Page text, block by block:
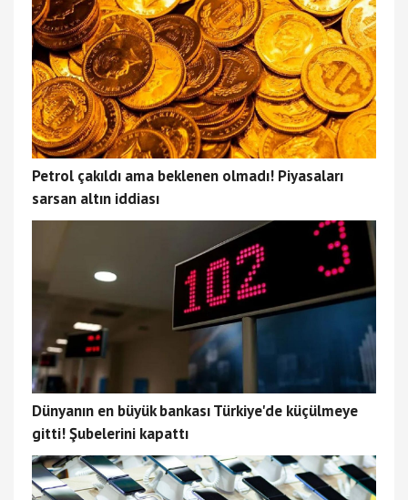
Petrol çakıldı ama beklenen olmadı! Piyasaları
sarsan altın iddiası
Dünyanın en büyük bankası Türkiye'de küçülmeye
gitti! Şubelerini kapattı